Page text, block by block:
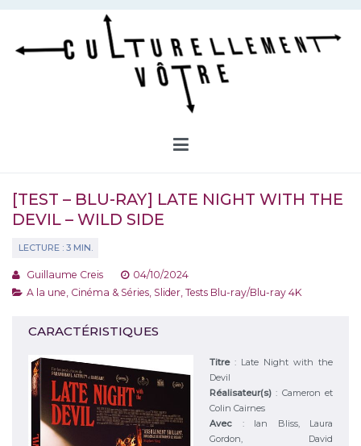
Aller
contenu
[TEST – BLU-RAY] LATE NIGHT WITH THE
DEVIL – WILD SIDE
Guillaume Creis
04/10/2024
A la une Cinéma & Séries Slider Tests Blu-ray/Blu-ray 4K
CARACTÉRISTIQUES
Titre: Late Night with the
Devil
Réalisateur(s): Cameron et
Colin Cairnes
Avec : Ian Bliss, Laura
Gordon, David